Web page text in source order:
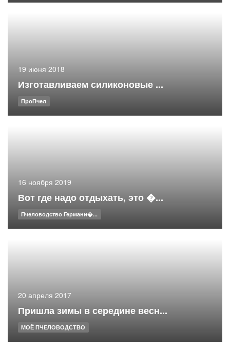
19 июня 2018
Изготавливаем силиконовые ...
ПроПчел
16 ноября 2019
Вот где надо отдыхать, это �...
Пчеловодство Германи�...
20 апреля 2017
Пришла зимы в середине весн...
МОЁ ПЧЕЛОВОДСТВО